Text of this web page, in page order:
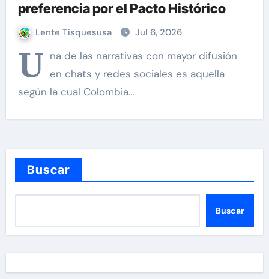
preferencia por el Pacto Histórico
Lente Tisquesusa Jul 6, 2026
U na de las narrativas con mayor difusión
en chats y redes sociales es aquella
según la cual Colombia…
Buscar
Buscar